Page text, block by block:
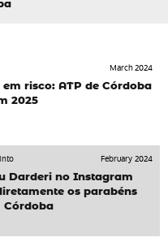
March 2024
em risco: ATP de Córdoba
2025
February 2024
Darderi no Instagram
os parabéns
Córdoba